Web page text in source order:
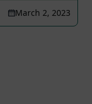
March 2, 2023